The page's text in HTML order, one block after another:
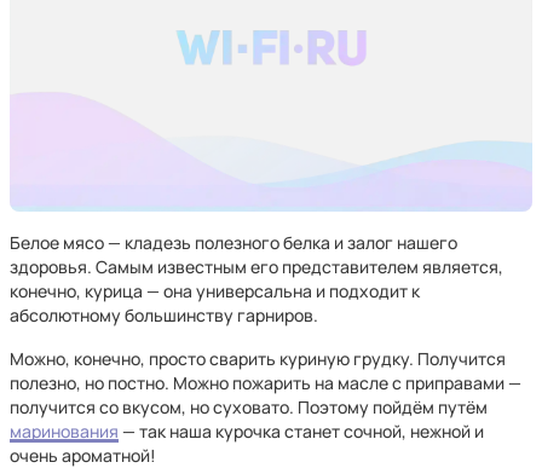
Белое мясо — кладезь полезного белка и залог нашего
здоровья. Самым известным его представителем является,
конечно, курица — она универсальна и подходит к
абсолютному большинству гарниров.
Можно, конечно, просто сварить куриную грудку. Получится
полезно, но постно. Можно пожарить на масле с приправами —
получится со вкусом, но суховато. Поэтому пойдём путём
маринования — так наша курочка станет сочной, нежной и
очень ароматной!